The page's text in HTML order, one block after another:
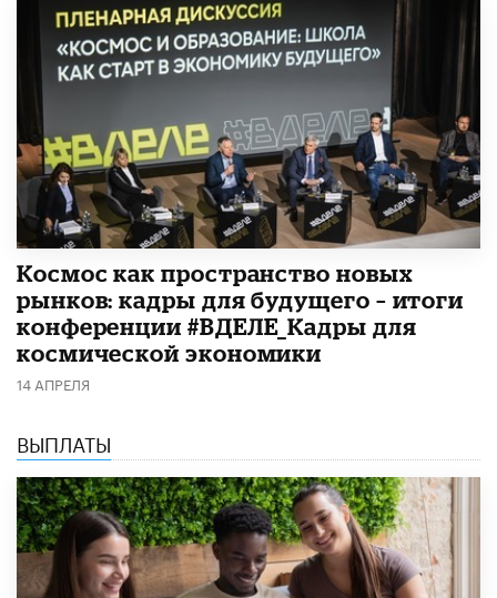
Космос как пространство новых
рынков: кадры для будущего – итоги
конференции #ВДЕЛЕ_Кадры для
космической экономики
14 АПРЕЛЯ
ВЫПЛАТЫ